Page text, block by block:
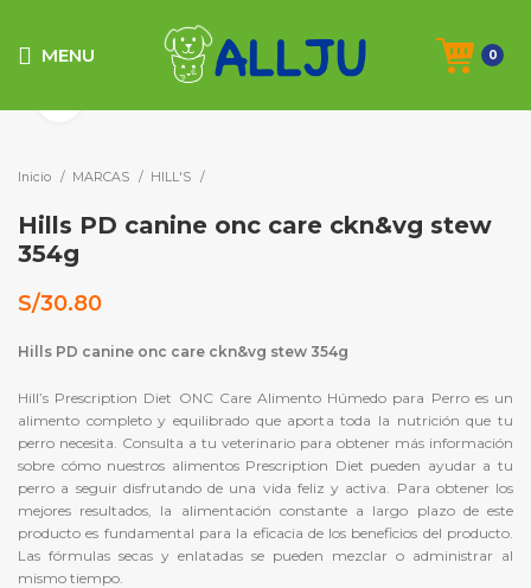
MENU 0
Inicio MARCAS HILL'S
Hills PD canine onc care ckn&vg stew
354g
S/30.80
Hills PD canine onc care ckn&vg stew 354g
Hill’s Prescription Diet ONC Care Alimento Húmedo para Perro es un
alimento completo y equilibrado que aporta toda la nutrición que tu
perro necesita. Consulta a tu veterinario para obtener más información
sobre cómo nuestros alimentos Prescription Diet pueden ayudar a tu
perro a seguir disfrutando de una vida feliz y activa. Para obtener los
mejores resultados, la alimentación constante a largo plazo de este
producto es fundamental para la eficacia de los beneficios del producto.
Las fórmulas secas y enlatadas se pueden mezclar o administrar al
mismo tiempo.